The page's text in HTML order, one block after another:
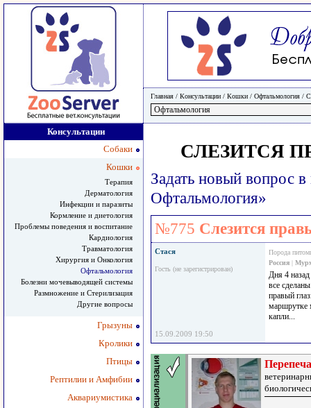
Главная / Консультации / Кошки / Офтальмология /
Консультации
Собаки
Кошки
Терапия
Дерматология
Инфекции и паразиты
Кормление и диетология
Проблемы поведения и воспитание
Кардиология
Травматология
Хирургия и Онкология
Офтальмология
Болезни мочевыводящей системы
Размножение и Стерилизация
Другие вопросы
Грызуны
Кролики
Птицы
Рептилии и Амфибии
Аквариумистика
СЛЕЗИТСЯ
Задать новый вопрос
Офтальмология»
№775 Слезится
Стася
Гость (не зарегистрирован)
Порода
Россия |
Дня 4
все
правый
маршрутке
капли...
15.09.2009 19:50